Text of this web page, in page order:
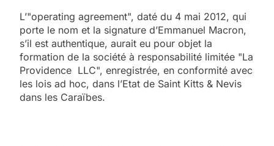
L’"operating agreement", daté du 4 mai 2012, qui
porte le nom et la signature d’Emmanuel Macron,
s’il est authentique, aurait eu pour objet la
formation de la société à responsabilité limitée "La
Providence LLC", enregistrée, en conformité avec
les lois ad hoc, dans l’Etat de Saint Kitts & Nevis
dans les Caraïbes.